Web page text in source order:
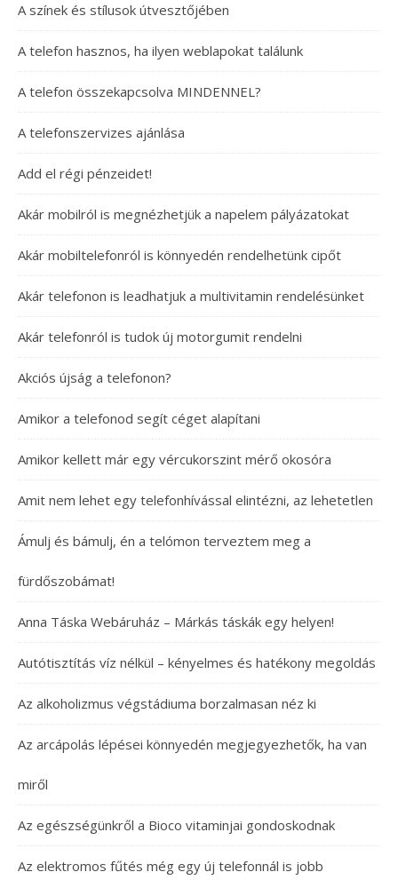
A színek és stílusok útvesztőjében
A telefon hasznos, ha ilyen weblapokat találunk
A telefon összekapcsolva MINDENNEL?
A telefonszervizes ajánlása
Add el régi pénzeidet!
Akár mobilról is megnézhetjük a napelem pályázatokat
Akár mobiltelefonról is könnyedén rendelhetünk cipőt
Akár telefonon is leadhatjuk a multivitamin rendelésünket
Akár telefonról is tudok új motorgumit rendelni
Akciós újság a telefonon?
Amikor a telefonod segít céget alapítani
Amikor kellett már egy vércukorszint mérő okosóra
Amit nem lehet egy telefonhívással elintézni, az lehetetlen
Ámulj és bámulj, én a telómon terveztem meg a
fürdőszobámat!
Anna Táska Webáruház – Márkás táskák egy helyen!
Autótisztítás víz nélkül – kényelmes és hatékony megoldás
Az alkoholizmus végstádiuma borzalmasan néz ki
Az arcápolás lépései könnyedén megjegyezhetők, ha van
miről
Az egészségünkről a Bioco vitaminjai gondoskodnak
Az elektromos fűtés még egy új telefonnál is jobb